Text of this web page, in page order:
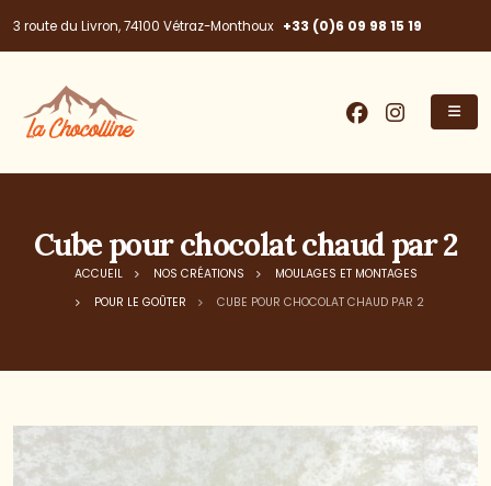
3 route du Livron, 74100 Vétraz-Monthoux +33 (0)6 09 98 15 19
Cube pour chocolat chaud par 2
ACCUEIL NOS CRÉATIONS
MOULAGES ET MONTAGES
POUR LE GOÛTER
CUBE POUR CHOCOLAT CHAUD PAR 2